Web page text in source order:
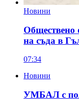
Новини
Обществено
на съда в
07:34
Новини
УМБАЛ с